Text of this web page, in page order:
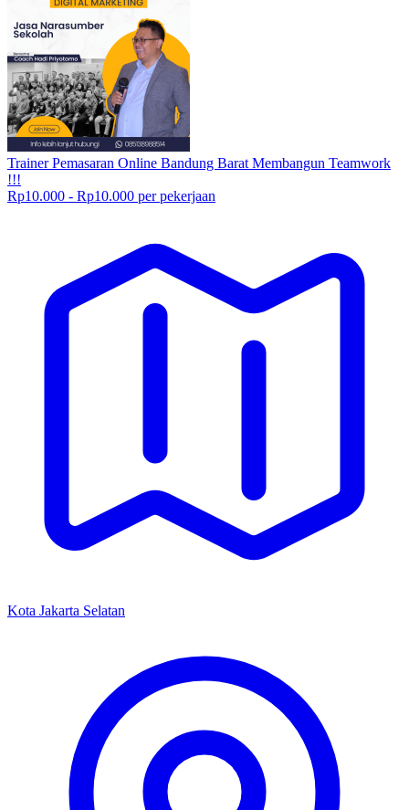
Trainer Pemasaran Online Bandung Barat Membangun Teamwork
!!!
Rp10.000 - Rp10.000 per pekerjaan
Kota Jakarta Selatan